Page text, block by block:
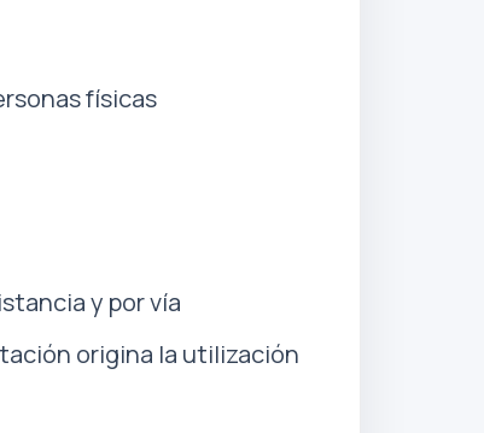
físicas
y por vía
origina la utilización